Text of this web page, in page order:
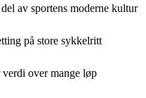
av sportens moderne kultur
på store sykkelritt
over mange løp